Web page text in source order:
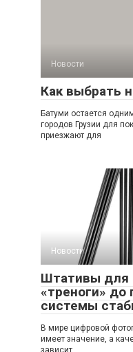
Новости
Как выбрать
Батуми остается
городов Грузии для
приезжают для
Новости
Штативы для
«треноги» до
системы
В мире цифровой
имеет значение, а
зависит